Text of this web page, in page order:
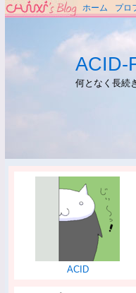
ホーム プロ
ACID-
何となく長続
ACID